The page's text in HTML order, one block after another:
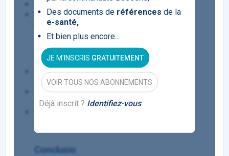
Sed pellentesque suscipit quam ut finibus
Fusce imperdiet neque sit amet ipsum
ullamcorper scelerisque
3 - Lorem ipsum dolor sit amet
Pellentesque congue, magna elementum
suscipit vestibulum
Aenean eleifend sodales ipsum vitae
consequat
Conclusio
Des documents de références de la
e-santé,
Et bien plus encore...
JE M'INSCRIS GRATUITEMENT
VOIR TOUS NOS ABONNEMENTS
Déjà inscrit ? Identifiez-vous